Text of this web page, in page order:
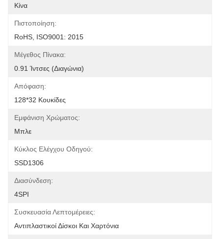
Κίνα
Πιστοποίηση:
RoHS, ISO9001: 2015
Μέγεθος Πίνακα:
0.91 Ίντσες (διαγώνια)
Απόφαση:
128*32 Κουκίδες
Εμφάνιση Χρώματος:
Μπλε
Κύκλος Ελέγχου Οδηγού:
SSD1306
Διασύνδεση:
4SPI
Συσκευασία Λεπτομέρειες:
Αντιπλαστικοί Δίσκοι Και Χαρτόνια